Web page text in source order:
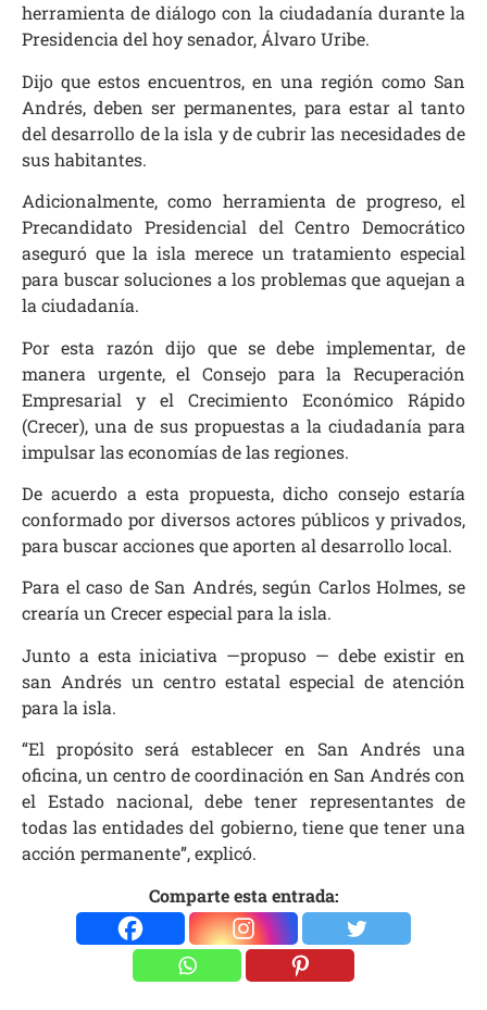
herramienta de diálogo con la ciudadanía durante la
Presidencia del hoy senador, Álvaro Uribe.
Dijo que estos encuentros, en una región como San
Andrés, deben ser permanentes, para estar al tanto
del desarrollo de la isla y de cubrir las necesidades de
sus habitantes.
Adicionalmente, como herramienta de progreso, el
Precandidato Presidencial del Centro Democrático
aseguró que la isla merece un tratamiento especial
para buscar soluciones a los problemas que aquejan a
la ciudadanía.
Por esta razón dijo que se debe implementar, de
manera urgente, el Consejo para la Recuperación
Empresarial y el Crecimiento Económico Rápido
(Crecer), una de sus propuestas a la ciudadanía para
impulsar las economías de las regiones.
De acuerdo a esta propuesta, dicho consejo estaría
conformado por diversos actores públicos y privados,
para buscar acciones que aporten al desarrollo local.
Para el caso de San Andrés, según Carlos Holmes, se
crearía un Crecer especial para la isla.
Junto a esta iniciativa —propuso — debe existir en
san Andrés un centro estatal especial de atención
para la isla.
“El propósito será establecer en San Andrés una
oficina, un centro de coordinación en San Andrés con
el Estado nacional, debe tener representantes de
todas las entidades del gobierno, tiene que tener una
acción permanente”, explicó.
Comparte esta entrada: